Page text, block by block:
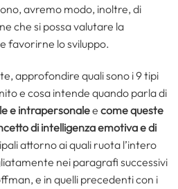
avremo modo, inoltre, di
che si possa valutare la
favorirne lo sviluppo.
approfondire quali sono i 9 tipi
e cosa intende quando parla di
e intrapersonalee come queste
di intelligenza emotiva e di
attorno ai quali ruota l’intero
nei paragrafi successivi
e in quelli precedenti con i